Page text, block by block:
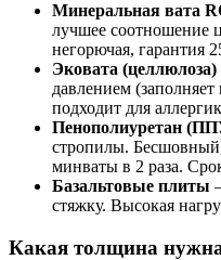
Минеральная вата
лучшее соотношение
негорючая, гарантия
Эковата (целлюлоза)
давлением
подходит для
Пенополиуретан
стропилы.
минваты в 2 раза.
Базальтовые плиты
стяжку. Высокая
Какая толщина